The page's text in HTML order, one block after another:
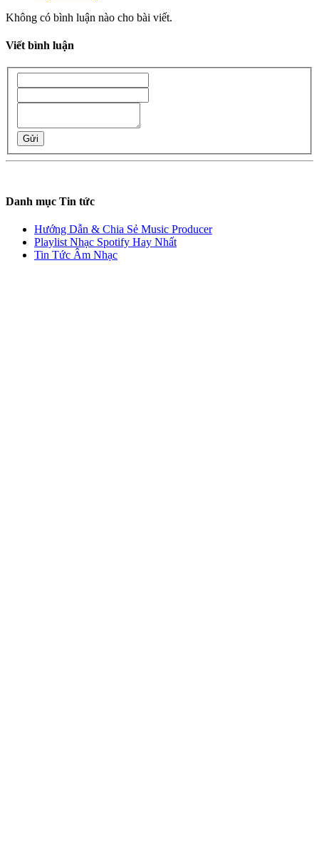
Không có bình luận nào cho bài viết.
Viết bình luận
Gửi
Danh mục Tin tức
Hướng Dẫn & Chia Sẻ Music Producer
Playlist Nhạc Spotify Hay Nhất
Tin Tức Âm Nhạc